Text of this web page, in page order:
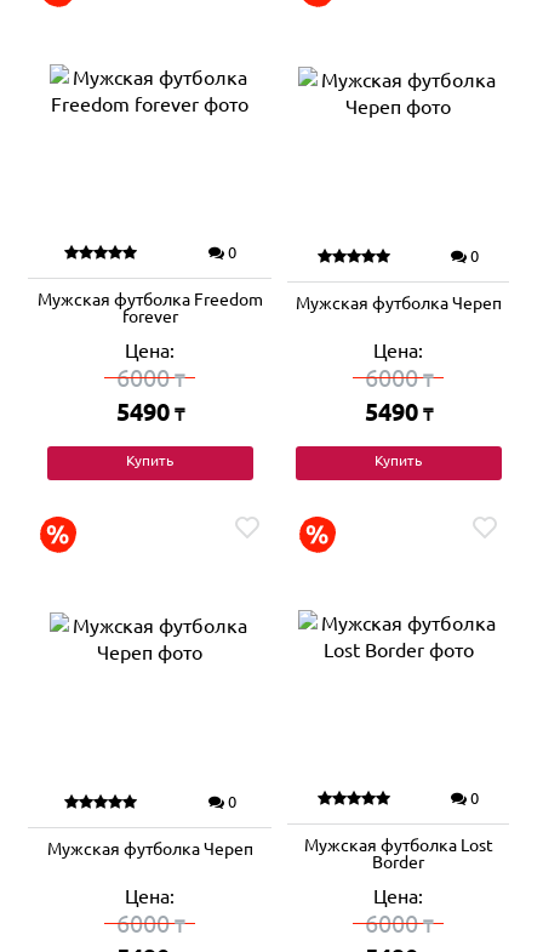
0
Мужская футболка Freedom
forever
Цена:
6000₸
5490 ₸
Купить
0
Мужская футболка Череп
Цена:
6000₸
5490 ₸
Купить
0
Мужская футболка Череп
Цена:
6000₸
0
Мужская футболка Lost
Border
Цена:
6000₸